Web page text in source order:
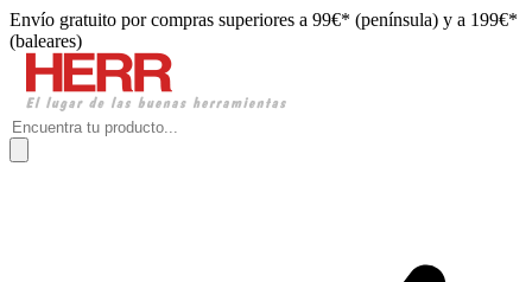
Envío gratuito por compras superiores a 99€* (península) y a 199€*
(baleares)